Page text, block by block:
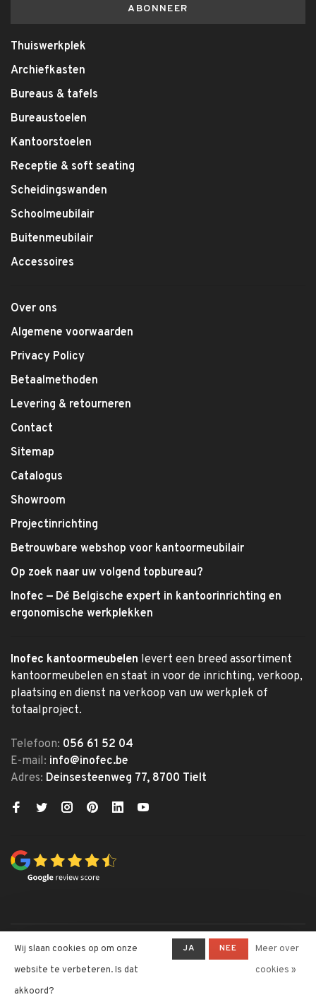
ABONNEER
Thuiswerkplek
Archiefkasten
Bureaus & tafels
Bureaustoelen
Kantoorstoelen
Receptie & soft seating
Scheidingswanden
Schoolmeubilair
Buitenmeubilair
Accessoires
Over ons
Algemene voorwaarden
Privacy Policy
Betaalmethoden
Levering & retourneren
Contact
Sitemap
Catalogus
Showroom
Projectinrichting
Betrouwbare webshop voor kantoormeubilair
Op zoek naar uw volgend topbureau?
Inofec — Dé Belgische expert in kantoorinrichting en
ergonomische werkplekken
Inofec kantoormeubelen levert een breed assortiment
kantoormeubelen en staat in voor de inrichting, verkoop,
plaatsing en dienst na verkoop van uw werkplek of
totaalproject.
Telefoon: 056 61 52 04
E-mail: info@inofec.be
Adres: Deinsesteenweg 77, 8700 Tielt
© Copyright 2026 Inofec
-Inofec Kantoormeubelen krijgt
4,6/ op een totaal van
Wij slaan cookies op om onze
website te verbeteren. Is dat
akkoord?
JA NEE
Meer over
cookies »